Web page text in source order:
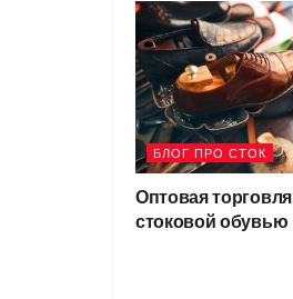
БЛОГ ПРО СТОК
Оптовая торговля
стоковой обувью